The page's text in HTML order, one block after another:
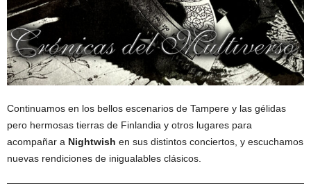
Continuamos en los bellos escenarios de Tampere y las gélidas
pero hermosas tierras de Finlandia y otros lugares para
acompañar a Nightwish en sus distintos conciertos, y escuchamos
nuevas rendiciones de inigualables clásicos.